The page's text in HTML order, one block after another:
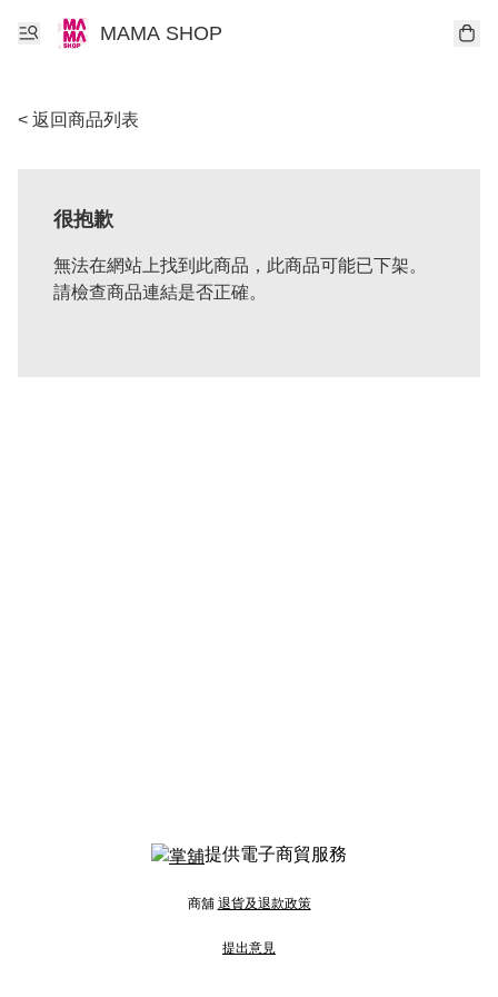
MAMA SHOP
< 返回商品列表
很抱歉
無法在網站上找到此商品，此商品可能已下架。
請檢查商品連結是否正確。
提供電子商貿服務
商舖 退貨及退款政策
提出意見